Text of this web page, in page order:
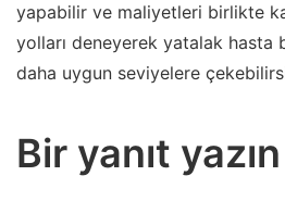
yapabilir ve maliyetleri birlikte
yolları deneyerek yatalak hasta
daha uygun seviyelere
Bir yanıt yazın